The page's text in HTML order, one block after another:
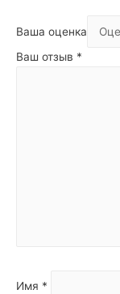
Ваша оценка
Ваш отзыв *
Имя *